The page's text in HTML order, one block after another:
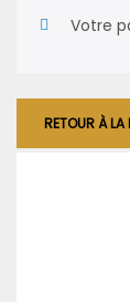
Votre
RETOUR À LA